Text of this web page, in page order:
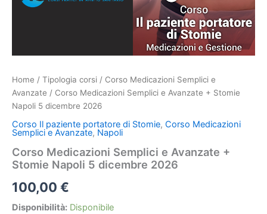
Home / Tipologia corsi / Corso Medicazioni Semplici e
Avanzate / Corso Medicazioni Semplici e Avanzate + Stomie
Napoli 5 dicembre 2026
Corso Il paziente portatore di Stomie, Corso Medicazioni
Semplici e Avanzate, Napoli
Corso Medicazioni Semplici e Avanzate +
Stomie Napoli 5 dicembre 2026
100,00 €
Disponibilità: Disponibile